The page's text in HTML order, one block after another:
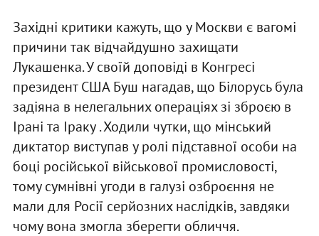
Західні критики кажуть, що у Москви є вагомі
причини так відчайдушно захищати
Лукашенка. У своїй доповіді в Конгресі
президент США Буш нагадав, що Білорусь була
задіяна в нелегальних операціях зі зброєю в
Ірані та Іраку . Ходили чутки, що мінський
диктатор виступав у ролі підставної особи на
боці російської військової промисловості,
тому сумнівні угоди в галузі озброєння не
мали для Росії серйозних наслідків, завдяки
чому вона змогла зберегти обличчя.